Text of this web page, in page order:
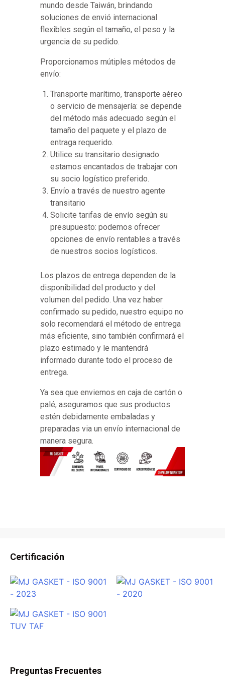
mundo desde Taiwán, brindando
soluciones de envió internacional
flexibles según el tamaño, el peso y la
urgencia de su pedido.
Proporcionamos mútiples métodos de
envío:
Transporte marítimo, transporte aéreo
o servicio de mensajería: se depende
del método más adecuado según el
tamaño del paquete y el plazo de
entraga requerido.
Utilice su transitario designado:
estamos encantados de trabajar con
su socio logístico preferido.
Envío a través de nuestro agente
transitario
Solicite tarifas de envío según su
presupuesto: podemos ofrecer
opciones de envío rentables a través
de nuestros socios logísticos.
Los plazos de entrega dependen de la
disponibilidad del producto y del
volumen del pedido. Una vez haber
confirmado su pedido, nuestro equipo no
solo recomendará el método de entrega
más eficiente, sino también confirmará el
plazo estimado y le mantendrá
informado durante todo el proceso de
entrega.
Ya sea que enviemos en caja de cartón o
palé, aseguramos que sus productos
estén debidamente embaladas y
preparadas via un envío internacional de
manera segura.
Certificación
Preguntas Frecuentes